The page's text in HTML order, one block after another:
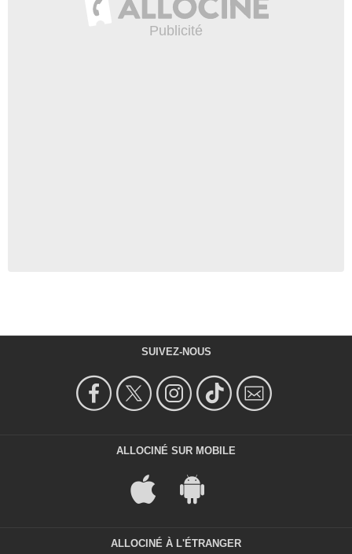
SUIVEZ-NOUS
ALLOCINÉ SUR MOBILE
ALLOCINÉ À L'ÉTRANGER